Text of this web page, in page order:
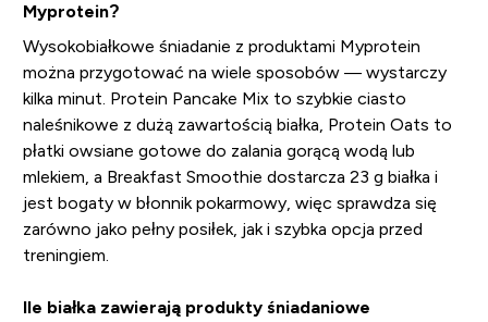
Myprotein?
Wysokobiałkowe śniadanie z produktami Myprotein
można przygotować na wiele sposobów — wystarczy
kilka minut. Protein Pancake Mix to szybkie ciasto
naleśnikowe z dużą zawartością białka, Protein Oats to
płatki owsiane gotowe do zalania gorącą wodą lub
mlekiem, a Breakfast Smoothie dostarcza 23 g białka i
jest bogaty w błonnik pokarmowy, więc sprawdza się
zarówno jako pełny posiłek, jak i szybka opcja przed
treningiem.
Ile białka zawierają produkty śniadaniowe